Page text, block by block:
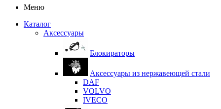
Меню
Каталог
Аксессуары
Блокираторы
Аксессуары из нержавеющей стали
DAF
VOLVO
IVECO